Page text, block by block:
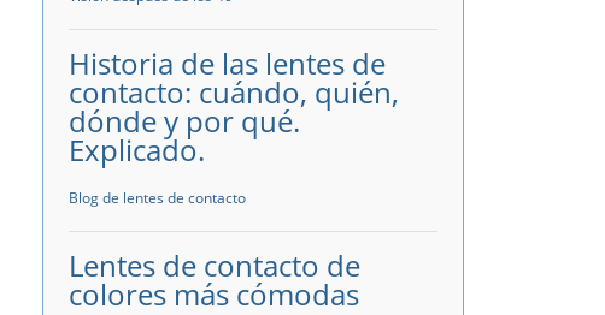
Historia de las lentes de
contacto: cuándo, quién,
dónde y por qué.
Explicado.
Blog de lentes de contacto
Lentes de contacto de
colores más cómodas